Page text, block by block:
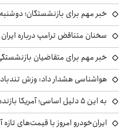
خبر مهم برای بازنشستگان؛
سخنان متناقض ترامپ درباره
خبر مهم برای متقاضیان بازنشستگی: این افراد
هواشناسی هشدار داد: وزش تندباد،
به این ۵ دلیل اساسی؛ آمریکا بازنده جنگ ایران است
ایران‌خودرو امروز با قیمت‌های تازه آمد/